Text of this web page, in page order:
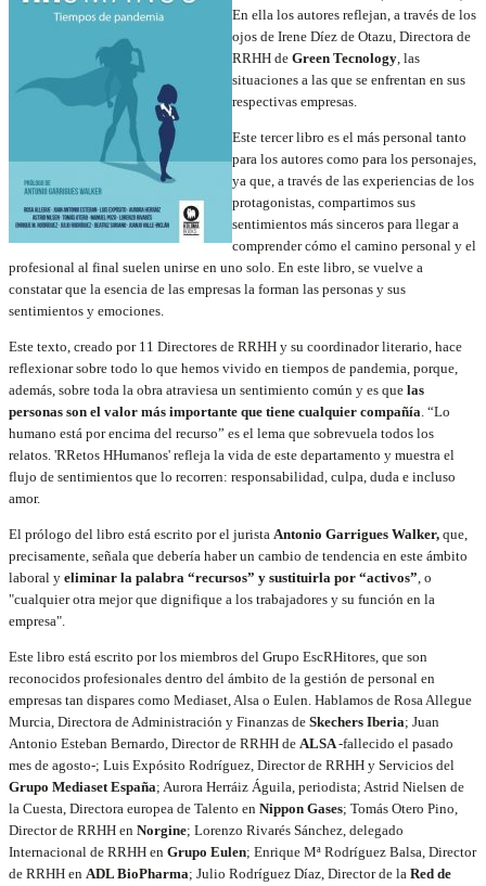
En ella los autores reflejan, a través de los
ojos de Irene Díez de Otazu, Directora de
RRHH de Green Tecnology, las
situaciones a las que se enfrentan en sus
respectivas empresas.
Este tercer libro es el más personal tanto
para los autores como para los personajes,
ya que, a través de las experiencias de los
protagonistas, compartimos sus
sentimientos más sinceros para llegar a
comprender cómo el camino personal y el
profesional al final suelen unirse en uno solo. En este libro, se vuelve a
constatar que la esencia de las empresas la forman las personas y sus
sentimientos y emociones.
Este texto, creado por 11 Directores de RRHH y su coordinador literario, hace
reflexionar sobre todo lo que hemos vivido en tiempos de pandemia, porque,
además, sobre toda la obra atraviesa un sentimiento común y es que las
personas son el valor más importante que tiene cualquier compañía. “Lo
humano está por encima del recurso” es el lema que sobrevuela todos los
relatos. 'RRetos HHumanos' refleja la vida de este departamento y muestra el
flujo de sentimientos que lo recorren: responsabilidad, culpa, duda e incluso
amor.
El prólogo del libro está escrito por el jurista Antonio Garrigues Walker, que,
precisamente, señala que debería haber un cambio de tendencia en este ámbito
laboral y eliminar la palabra “recursos” y sustituirla por “activos”, o
"cualquier otra mejor que dignifique a los trabajadores y su función en la
empresa".
Este libro está escrito por los miembros del Grupo EscRHitores, que son
reconocidos profesionales dentro del ámbito de la gestión de personal en
empresas tan dispares como Mediaset, Alsa o Eulen. Hablamos de Rosa Allegue
Murcia, Directora de Administración y Finanzas de Skechers Iberia; Juan
Antonio Esteban Bernardo, Director de RRHH de ALSA-fallecido el pasado
mes de agosto-; Luis Expósito Rodríguez, Director de RRHH y Servicios del
Grupo Mediaset España; Aurora Herráiz Águila, periodista; Astrid Nielsen de
la Cuesta, Directora europea de Talento en Nippon Gases; Tomás Otero Pino,
Director de RRHH en Norgine; Lorenzo Rivarés Sánchez, delegado
Internacional de RRHH en Grupo Eulen; Enrique Mª Rodríguez Balsa, Director
de RRHH en ADL BioPharma; Julio Rodríguez Díaz, Director de la Red de